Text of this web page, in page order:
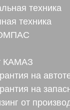
техника
техника
КАМАЗ
на
на
от